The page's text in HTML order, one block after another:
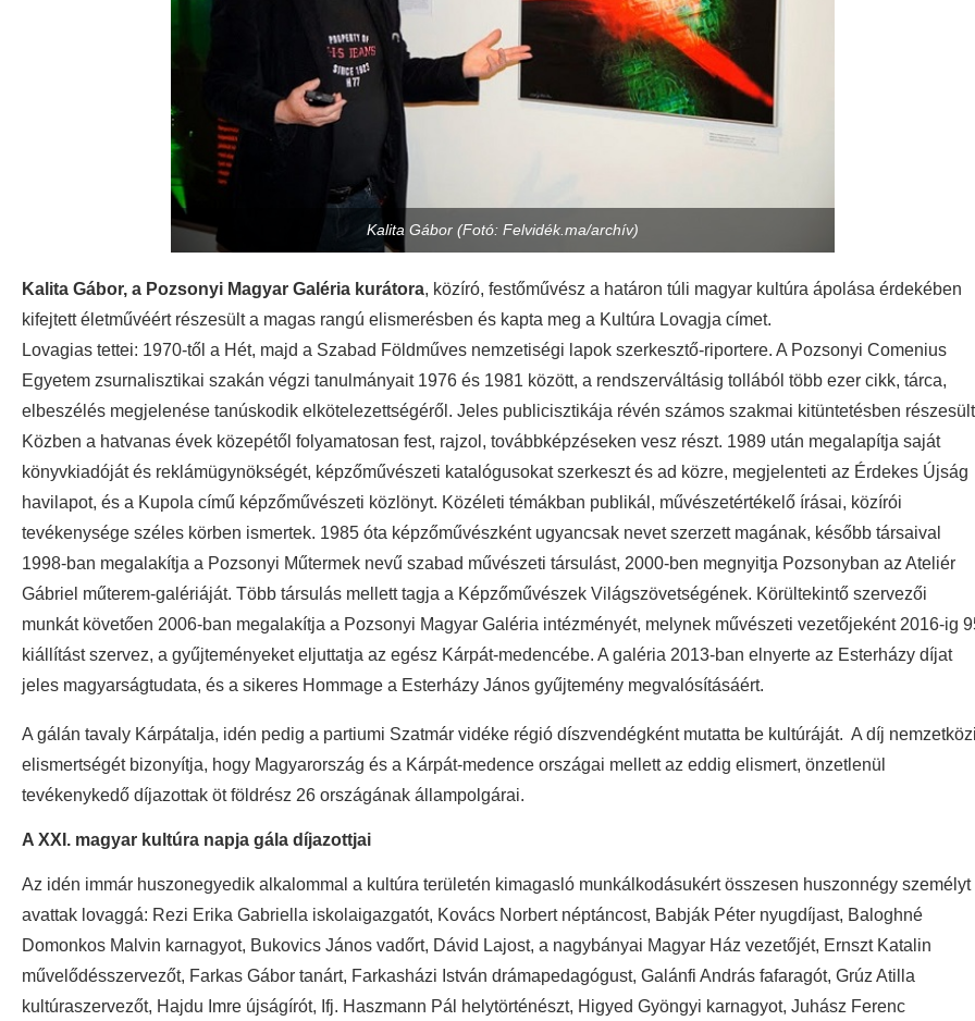
Kalita Gábor (Fotó: Felvidék.ma/archív)
Kalita Gábor, a Pozsonyi Magyar Galéria kurátora, közíró, festőművész a határon túli magyar kultúra ápolása érdekében
kifejtett életművéért részesült a magas rangú elismerésben és kapta meg a Kultúra Lovagja címet.
Lovagias tettei: 1970-től a Hét, majd a Szabad Földműves nemzetiségi lapok szerkesztő-riportere. A Pozsonyi Comenius
Egyetem zsurnalisztikai szakán végzi tanulmányait 1976 és 1981 között, a rendszerváltásig tollából több ezer cikk, tárca,
elbeszélés megjelenése tanúskodik elkötelezettségéről. Jeles publicisztikája révén számos szakmai kitüntetésben
Közben a hatvanas évek közepétől folyamatosan fest, rajzol, továbbképzéseken vesz részt. 1989 után megalapítja saját
könyvkiadóját és reklámügynökségét, képzőművészeti katalógusokat szerkeszt és ad közre, megjelenteti az Érdekes Újság
havilapot, és a Kupola című képzőművészeti közlönyt. Közéleti témákban publikál, művészetértékelő írásai, közírói
tevékenysége széles körben ismertek. 1985 óta képzőművészként ugyancsak nevet szerzett magának, később társaival
1998-ban megalakítja a Pozsonyi Műtermek nevű szabad művészeti társulást, 2000-ben megnyitja Pozsonyban az Ateliér
Gábriel műterem-galériáját. Több társulás mellett tagja a Képzőművészek Világszövetségének. Körültekintő szervezői
munkát követően 2006-ban megalakítja a Pozsonyi Magyar Galéria intézményét, melynek művészeti vezetőjeként 2016-ig
kiállítást szervez, a gyűjteményeket eljuttatja az egész Kárpát-medencébe. A galéria 2013-ban elnyerte az Esterházy díjat
jeles magyarságtudata, és a sikeres Hommage a Esterházy János gyűjtemény megvalósításáért.
A gálán tavaly Kárpátalja, idén pedig a partiumi Szatmár vidéke régió díszvendégként mutatta be kultúráját. A díj
elismertségét bizonyítja, hogy Magyarország és a Kárpát-medence országai mellett az eddig elismert, önzetlenül
tevékenykedő díjazottak öt földrész 26 országának állampolgárai.
A XXI. magyar kultúra napja gála díjazottjai
Az idén immár huszonegyedik alkalommal a kultúra területén kimagasló munkálkodásukért összesen huszonnégy személyt
avattak lovaggá: Rezi Erika Gabriella iskolaigazgatót, Kovács Norbert néptáncost, Babják Péter nyugdíjast, Baloghné
Domonkos Malvin karnagyot, Bukovics János vadőrt, Dávid Lajost, a nagybányai Magyar Ház vezetőjét, Ernszt Katalin
művelődésszervezőt, Farkas Gábor tanárt, Farkasházi István drámapedagógust, Galánfi András fafaragót, Grúz Atilla
kultúraszervezőt, Hajdu Imre újságírót, Ifj. Haszmann Pál helytörténészt, Higyed Gyöngyi karnagyot, Juhász Ferenc